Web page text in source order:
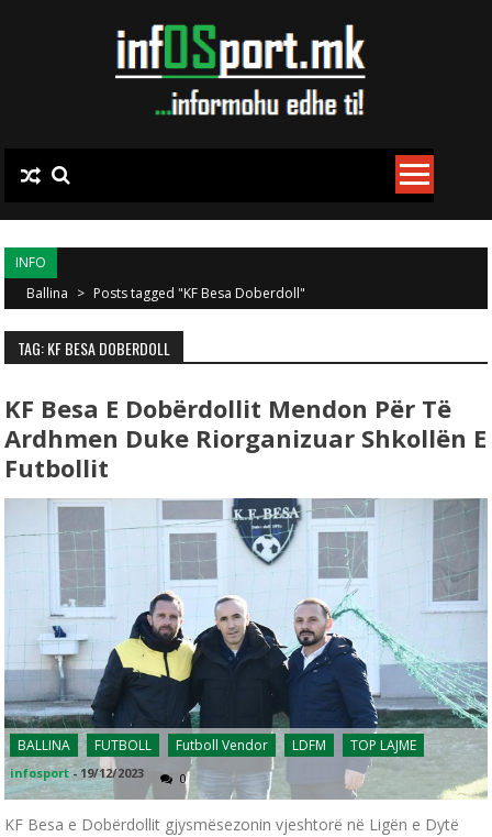
INFO
Ballina > Posts tagged "KF Besa Doberdoll"
TAG: KF BESA DOBERDOLL
KF Besa E Dobërdollit Mendon Për Të
Ardhmen Duke Riorganizuar Shkollën E
Futbollit
BALLINA FUTBOLL Futboll Vendor LDFM TOP LAJME
infosport - 19/12/2023 0
KF Besa e Dobërdollit gjysmësezonin vjeshtorë në Ligën e Dytë